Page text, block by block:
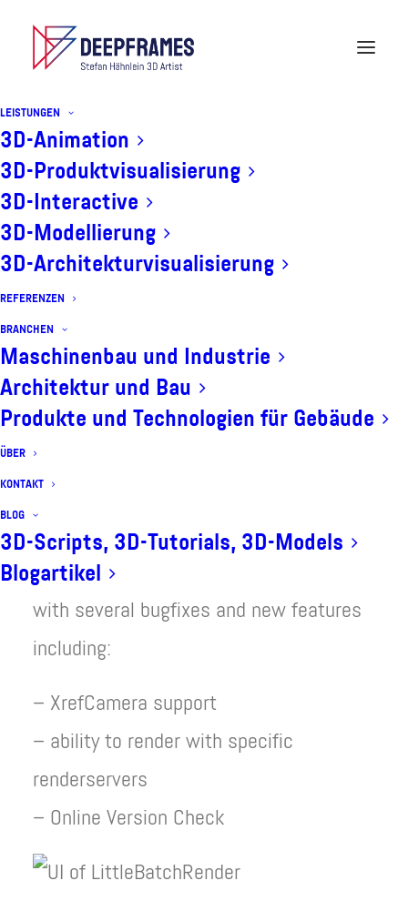
LEISTUNGEN
3D-Animation
3D-Produktvisualisierung
3D-Interactive
3D-Modellierung
3D-Architekturvisualisierung
REFERENZEN
BRANCHEN
Maschinenbau und Industrie
Architektur und Bau
Produkte und Technologien für Gebäude
ÜBER
KONTAKT
BLOG
3D-Scripts, 3D-Tutorials, 3D-Models
Blogartikel
ScriptUpdate:
I updated the LittleBatchRender script
with several bugfixes and new features
including:
– XrefCamera support
– ability to render with specific
renderservers
– Online Version Check